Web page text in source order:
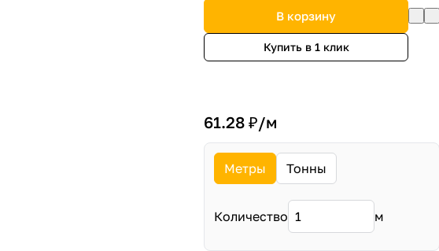
В корзину
Купить в 1 клик
61.28 ₽/м
Метры Тонны
Количество м